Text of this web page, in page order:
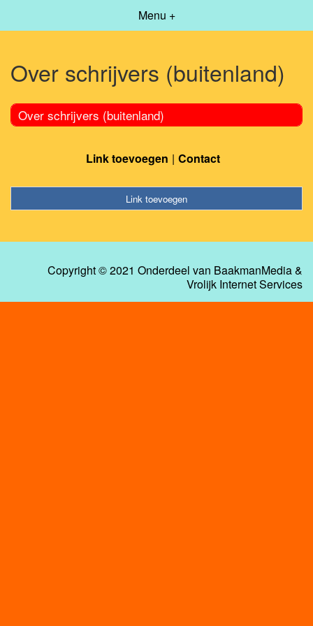
Menu +
Over schrijvers (buitenland)
Over schrijvers (buitenland)
Link toevoegen Contact
Link toevoegen
Copyright © 2021 Onderdeel van BaakmanMedia&
Vrolijk Internet Services